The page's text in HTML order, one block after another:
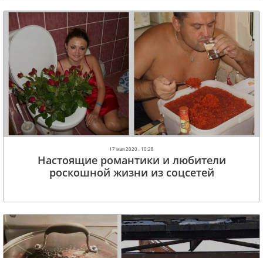
17 мая 2020 , 10:28
Настоящие романтики и любители
роскошной жизни из соцсетей